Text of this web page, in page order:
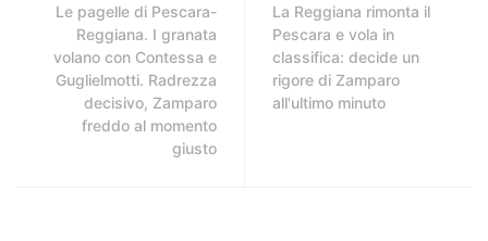
Le pagelle di Pescara-
Reggiana. I granata
volano con Contessa e
Guglielmotti. Radrezza
decisivo, Zamparo
freddo al momento
giusto
La Reggiana rimonta il
Pescara e vola in
classifica: decide un
rigore di Zamparo
all'ultimo minuto